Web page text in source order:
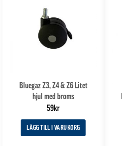
Bluegaz Z3, Z4 & Z6 Litet
hjul med broms
59kr
LÄGG TILL I VARUKORG